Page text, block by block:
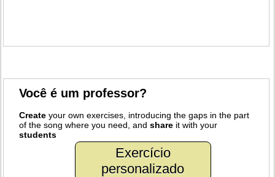
Você é um professor?
Create your own exercises, introducing the gaps in the part
of the song where you need, andshare it with your
students
Exercício
personalizado